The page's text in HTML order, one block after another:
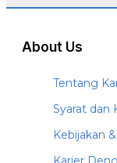
About Us
Tentang
Syarat dan
Kebijakan